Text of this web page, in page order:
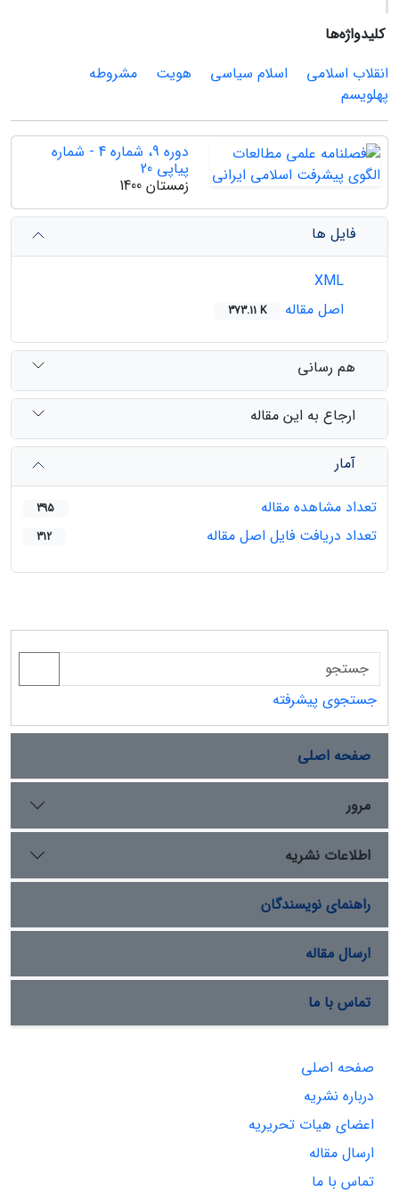
کلیدواژه‌ها
انقلاب اسلامی
اسلام سیاسی هویت
مشروطه
پهلویسم
دوره 9، شماره 4 - شماره
پیاپی 20
زمستان 1400
فایل ها
اصل مقاله
373.11 K
هم رسانی
ارجاع به این مقاله
آمار
تعداد مشاهده مقاله
395
تعداد دریافت فایل اصل مقاله 312
جستجوی پیشرفته
صفحه اصلی
مرور
اطلاعات نشریه
راهنمای نویسندگان
ارسال مقاله
تماس با ما
صفحه اصلی
درباره نشریه
اعضای هیات تحریریه
ارسال مقاله
تماس با ما